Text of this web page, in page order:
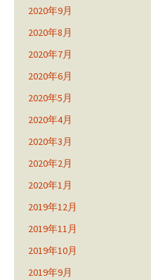
2020年9月
2020年8月
2020年7月
2020年6月
2020年5月
2020年4月
2020年3月
2020年2月
2020年1月
2019年12月
2019年11月
2019年10月
2019年9月